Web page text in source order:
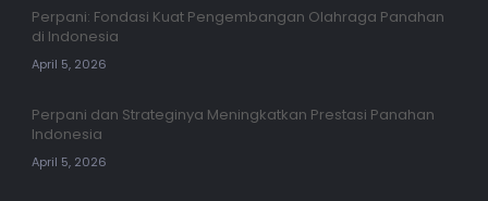
Perpani: Fondasi Kuat Pengembangan Olahraga Panahan
di Indonesia
April 5, 2026
Perpani dan Strateginya Meningkatkan Prestasi Panahan
Indonesia
April 5, 2026